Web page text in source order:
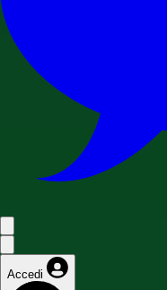
Accedi